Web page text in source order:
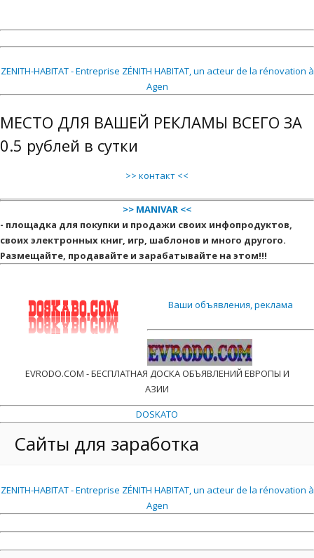
ZENITH-HABITAT - Entreprise ZÉNITH HABITAT, un acteur de la rénovation à
Agen
МЕСТО ДЛЯ ВАШЕЙ РЕКЛАМЫ ВСЕГО ЗА
0.5 рублей в сутки
>> контакт <<
>> MANIVAR <<
- площадка для покупки и продажи своих инфопродуктов,
своих электронных книг, игр, шаблонов и много другого.
Размещайте, продавайте и зарабатывайте на этом!!!
Ваши объявления, реклама
EVRODO.COM - БЕСПЛАТНАЯ ДОСКА ОБЪЯВЛЕНИЙ ЕВРОПЫ И
АЗИИ
DOSKATO
Сайты для заработка
ZENITH-HABITAT - Entreprise ZÉNITH HABITAT, un acteur de la rénovation à
Agen